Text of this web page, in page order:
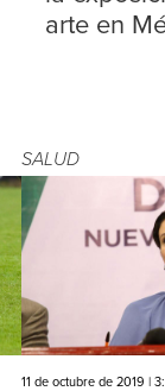
arte en
SALUD
11 de octubre de 2019 |